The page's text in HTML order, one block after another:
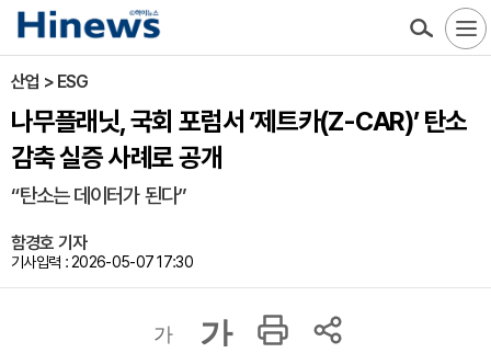
산업 > ESG
나무플래닛, 국회 포럼서 ‘제트카(Z-CAR)’ 탄소
감축 실증 사례로 공개
“탄소는 데이터가 된다”
함경호 기자
기사입력 : 2026-05-07 17:30
가 가